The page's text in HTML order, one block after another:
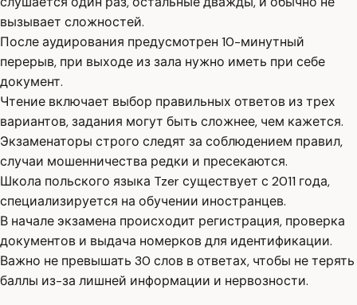
вызывает сложностей.
После аудирования предусмотрен 10-минутный
перерыв, при выходе из зала нужно иметь при себе
документ.
Чтение включает выбор правильных ответов из трех
вариантов, задания могут быть сложнее, чем кажется.
Экзаменаторы строго следят за соблюдением правил,
случаи мошенничества редки и пресекаются.
Школа польского языка Tzer существует с 2011 года,
специализируется на обучении иностранцев.
В начале экзамена происходит регистрация, проверка
документов и выдача номерков для идентификации.
Важно не превышать 30 слов в ответах, чтобы не терять
баллы из-за лишней информации и нервозности.